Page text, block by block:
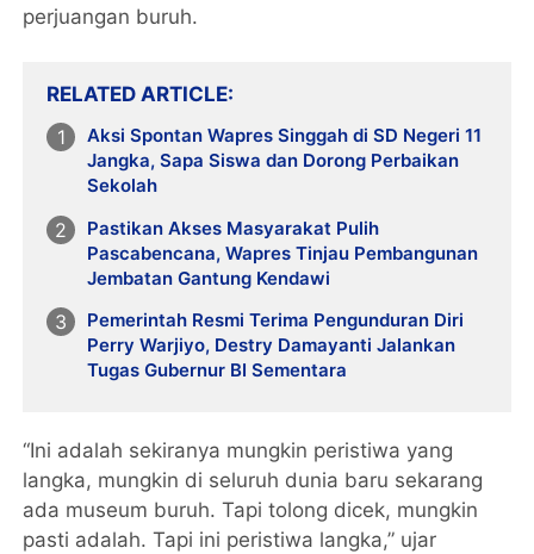
perjuangan buruh.
RELATED ARTICLE
Aksi Spontan Wapres Singgah di SD Negeri 11
Jangka, Sapa Siswa dan Dorong Perbaikan
Sekolah
Pastikan Akses Masyarakat Pulih
Pascabencana, Wapres Tinjau Pembangunan
Jembatan Gantung Kendawi
Pemerintah Resmi Terima Pengunduran Diri
Perry Warjiyo, Destry Damayanti Jalankan
Tugas Gubernur BI Sementara
“Ini adalah sekiranya mungkin peristiwa yang
langka, mungkin di seluruh dunia baru sekarang
ada museum buruh. Tapi tolong dicek, mungkin
pasti adalah. Tapi ini peristiwa langka,” ujar